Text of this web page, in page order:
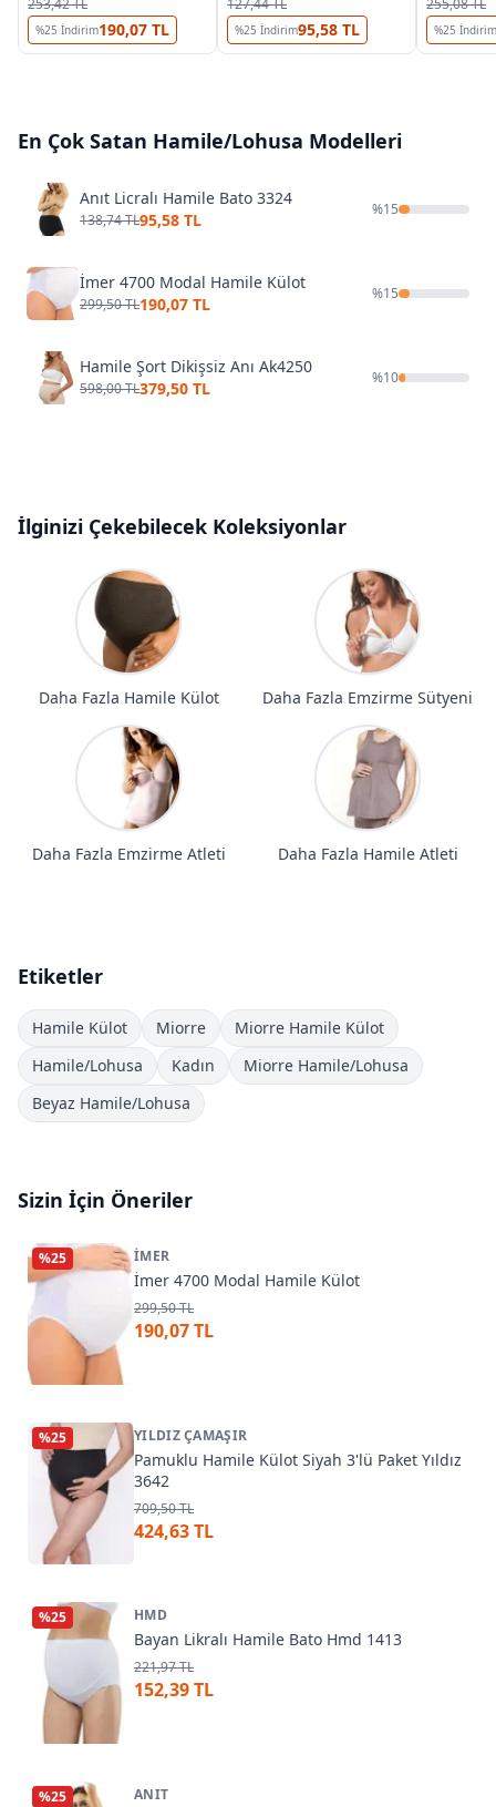
253,42 TL
%25 İndirim190,07 TL
127,44 TL
%25 İndirim95,58 TL
255,08 TL
%25 İndirim
En Çok Satan Hamile/Lohusa Modelleri
Anıt Licralı Hamile Bato 3324
138,74 TL95,58 TL
%15
İmer 4700 Modal Hamile Külot
299,50 TL190,07 TL
%15
Hamile Şort Dikişsiz Anı Ak4250
598,00 TL379,50 TL
%10
İlginizi Çekebilecek Koleksiyonlar
Daha Fazla Hamile Külot Daha Fazla Emzirme Sütyeni
Daha Fazla Emzirme Atleti Daha Fazla Hamile Atleti
Etiketler
Hamile Külot Miorre
Miorre Hamile Külot
Hamile/Lohusa
Kadın
Miorre Hamile/Lohusa
Beyaz Hamile/Lohusa
Sizin İçin Öneriler
%25 İMER
İmer 4700 Modal Hamile Külot
299,50 TL
190,07 TL
%25 YILDIZ ÇAMAŞIR
Pamuklu Hamile Külot Siyah 3'lü Paket Yıldız
3642
709,50 TL
424,63 TL
%25 HMD
Bayan Likralı Hamile Bato Hmd 1413
221,97 TL
152,39 TL
%25 ANIT